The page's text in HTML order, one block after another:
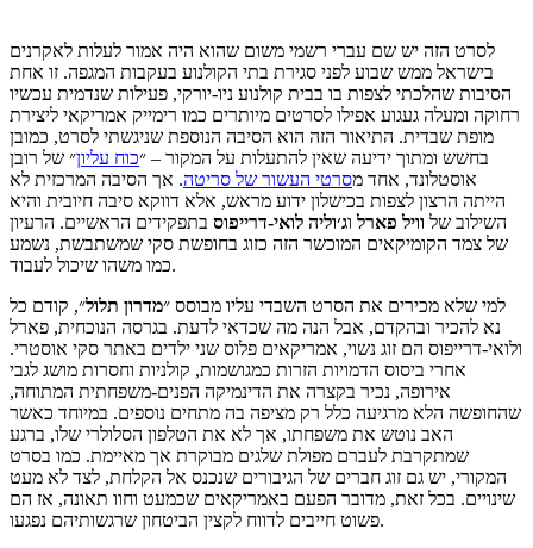
לסרט הזה יש שם עברי רשמי משום שהוא היה אמור לעלות לאקרנים
בישראל ממש שבוע לפני סגירת בתי הקולנוע בעקבות המגפה. זו אחת
הסיבות שהלכתי לצפות בו בבית קולנוע ניו-יורקי, פעילות שנדמית עכשיו
רחוקה ומעלה געגוע אפילו לסרטים מיותרים כמו רימייק אמריקאי ליצירת
מופת שבדית. התיאור הזה הוא הסיבה הנוספת שניגשתי לסרט, כמובן
בחשש ומתוך ידיעה שאין להתעלות על המקור – ״כוח עליון״ של רובן
אוסטלונד, אחד מסרטי העשור של סריטה. אך הסיבה המרכזית לא
הייתה הרצון לצפות בכישלון ידוע מראש, אלא דווקא סיבה חיובית והיא
השילוב של וויל פארל וג׳וליה לואי-דרייפוס בתפקידים הראשיים. הרעיון
של צמד הקומיקאים המוכשר הזה כזוג בחופשת סקי שמשתבשת, נשמע
כמו משהו שיכול לעבוד.
למי שלא מכירים את הסרט השבדי עליו מבוסס ״מדרון תלול״, קודם כל
נא להכיר ובהקדם, אבל הנה מה שכדאי לדעת. בגרסה הנוכחית, פארל
ולואי-דרייפוס הם זוג נשוי, אמריקאים פלוס שני ילדים באתר סקי אוסטרי.
אחרי ביסוס הדמויות הזרות כמגושמות, קולניות וחסרות מושג לגבי
אירופה, נכיר בקצרה את הדינמיקה הפנים-משפחתית המתוחה,
שהחופשה הלא מרגיעה כלל רק מציפה בה מתחים נוספים. במיוחד כאשר
האב נוטש את משפחתו, אך לא את הטלפון הסלולרי שלו, ברגע
שמתקרבת לעברם מפולת שלגים מבוקרת אך מאיימת. כמו בסרט
המקורי, יש גם זוג חברים של הגיבורים שנכנס אל הקלחת, לצד לא מעט
שינויים. בכל זאת, מדובר הפעם באמריקאים שכמעט וחוו תאונה, אז הם
פשוט חייבים לדווח לקצין הביטחון שרגשותיהם נפגעו.